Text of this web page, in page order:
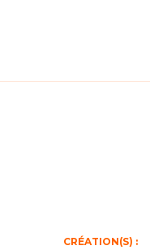
CRÉATION(S) :